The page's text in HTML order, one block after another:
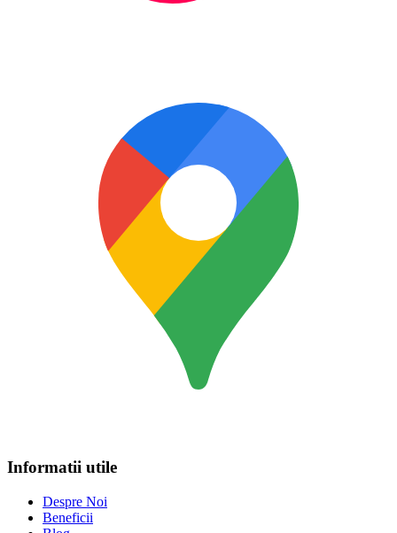
Informatii utile
Despre Noi
Beneficii